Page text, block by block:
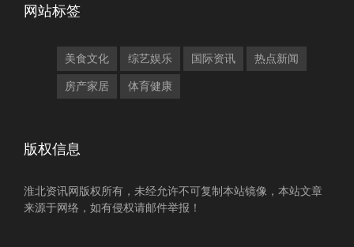
网站标签
美食文化 综艺娱乐 国际资讯 热点新闻
房产家居 体育健康
版权信息
淮北资讯网版权所有，未经允许不可复制本站镜像，本站文章
来源于网络，如有侵权请邮件举报！